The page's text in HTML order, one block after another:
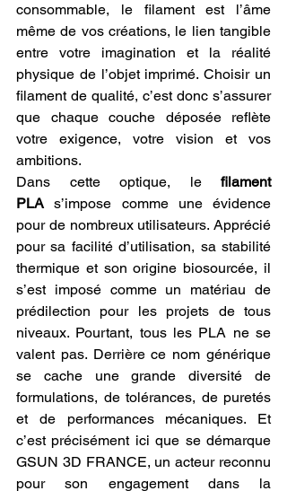
consommable, le filament est l’âme
même de vos créations, le lien tangible
entre votre imagination et la réalité
physique de l’objet imprimé. Choisir un
filament de qualité, c’est donc s’assurer
que chaque couche déposée reflète
votre exigence, votre vision et vos
ambitions.
Dans cette optique, le filament
PLA s’impose comme une évidence
pour de nombreux utilisateurs. Apprécié
pour sa facilité d’utilisation, sa stabilité
thermique et son origine biosourcée, il
s’est imposé comme un matériau de
prédilection pour les projets de tous
niveaux. Pourtant, tous les PLA ne se
valent pas. Derrière ce nom générique
se cache une grande diversité de
formulations, de tolérances, de puretés
et de performances mécaniques. Et
c’est précisément ici que se démarque
GSUN 3D FRANCE, un acteur reconnu
pour son engagement dans la